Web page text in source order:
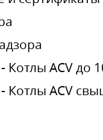
Котлы ACV до
Котлы ACV